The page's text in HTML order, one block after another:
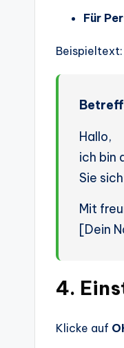
Für
Beispieltext:
Hallo,
ich bin
Sie
Mit
[Dein
4.
Klicke auf